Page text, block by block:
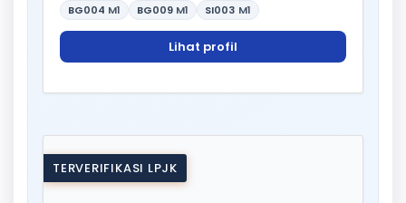
BG004 M1 BG009 M1 SI003 M1
Lihat profil
TERVERIFIKASI LPJK